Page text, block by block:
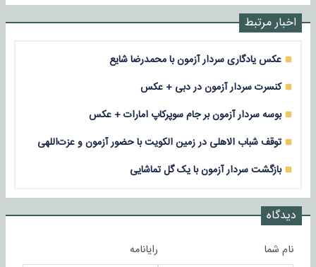
اخبار مرتبط
عکس یادگاری سردار آزمون با محمدرضا شایع
کنسرت سردار آزمون در دبی + عکس
بوسه سردار آزمون بر جام سوپرکاپ امارات + عکس
توقف شباب الاهلی در زمین الکویت با حضور آزمون و عزت‌اللهی
بازگشت سردار آزمون با یک گل تماشایی
دیدگاه
نام شما رایانامه